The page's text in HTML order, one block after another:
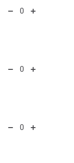
0
0
0